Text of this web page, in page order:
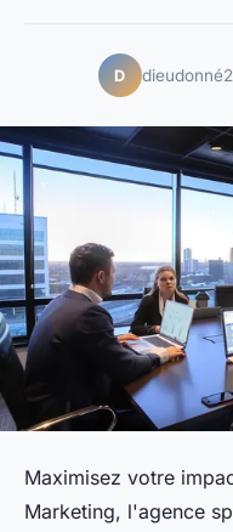
D dieudonné
Maximisez votre
Marketing, l'agence